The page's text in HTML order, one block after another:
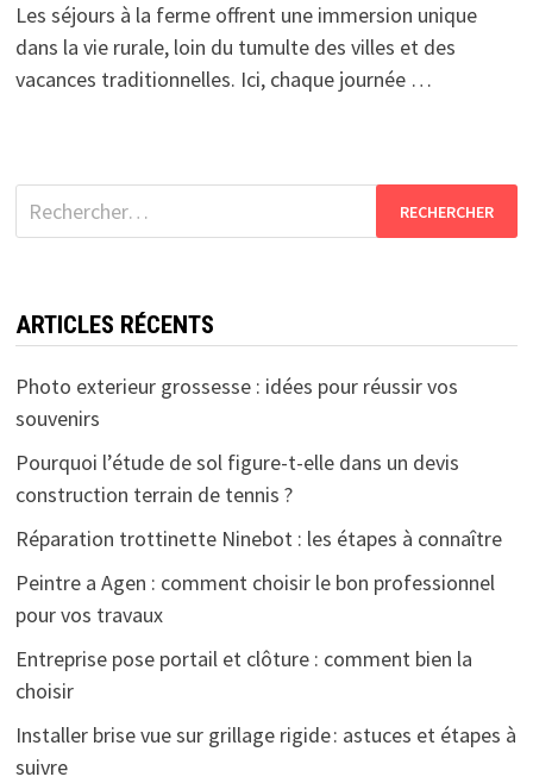
Les séjours à la ferme offrent une immersion unique
dans la vie rurale, loin du tumulte des villes et des
vacances traditionnelles. Ici, chaque journée …
Rechercher :
ARTICLES RÉCENTS
Photo exterieur grossesse : idées pour réussir vos
souvenirs
Pourquoi l’étude de sol figure-t-elle dans un devis
construction terrain de tennis ?
Réparation trottinette Ninebot : les étapes à connaître
Peintre a Agen : comment choisir le bon professionnel
pour vos travaux
Entreprise pose portail et clôture : comment bien la
choisir
Installer brise vue sur grillage rigide : astuces et étapes à
suivre